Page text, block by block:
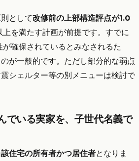
として改修前の上部構造評点が1.0
上を満たす計画が前提です。すでに
確保されているとみなされるた
が一般的です。ただし部分的な弱点
シェルター等の別メニューは検討で
でいる実家を、子世代名義で
住宅の所有者かつ居住者となりま